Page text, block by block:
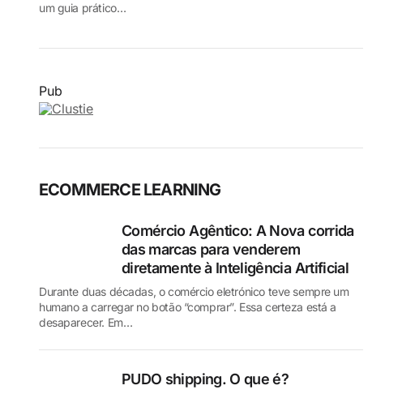
um guia prático…
Pub
ECOMMERCE LEARNING
Comércio Agêntico: A Nova corrida
das marcas para venderem
diretamente à Inteligência Artificial
Durante duas décadas, o comércio eletrónico teve sempre um
humano a carregar no botão “comprar”. Essa certeza está a
desaparecer. Em…
PUDO shipping. O que é?